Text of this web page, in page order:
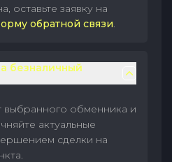
оставьте заявку на
обратной связи.
безналичный
выбранного обменника и
актуальные
сделки на